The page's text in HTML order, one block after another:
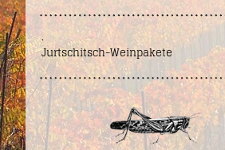
.
Jurtschitsch-Weinpakete